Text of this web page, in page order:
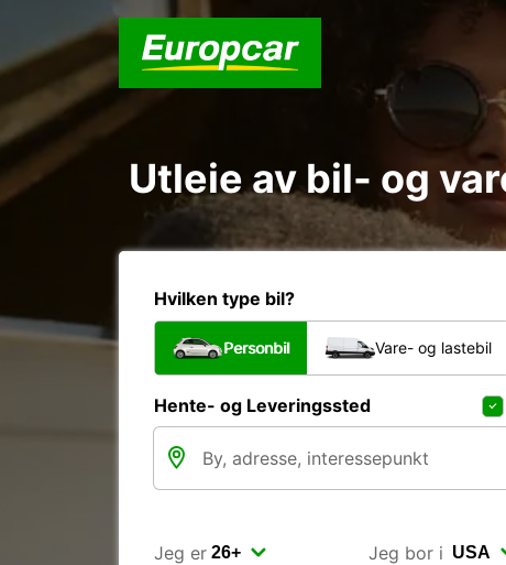
Utleie av bil- og
Hvilken type bil?
Personbil Vare- og lastebil
Hente- og Leveringssted
Jeg er Jeg bor i